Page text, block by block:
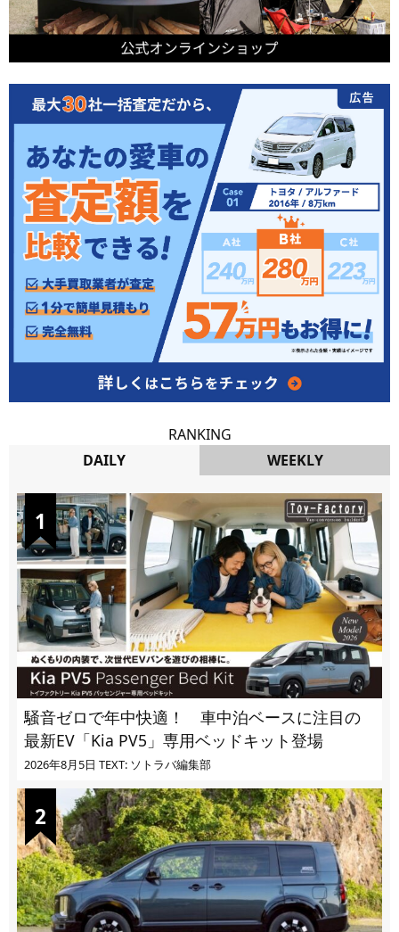
RANKING
DAILY
WEEKLY
騒音ゼロで年中快適！ 車中泊ベースに注目の
最新EV「Kia PV5」専用ベッドキット登場
2026年8月5日 TEXT: ソトラバ編集部